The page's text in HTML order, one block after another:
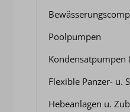
Poolpumpen
Kondensatpumpen
Flexible Panzer- u.
Hebeanlagen u.